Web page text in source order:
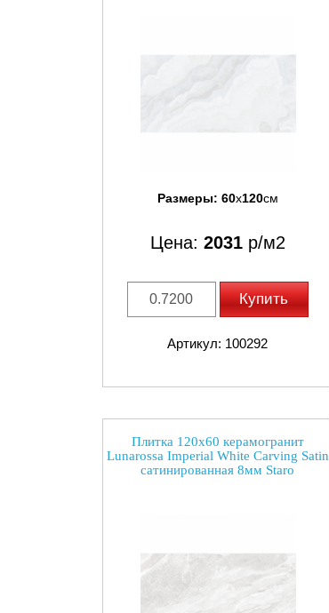
Размеры: 60x120см
Цена: 2031р/м2
Купить
Артикул: 100292
Плитка 120x60 керамогранит
Lunarossa Imperial White Carving Satin
сатинированная 8мм Staro